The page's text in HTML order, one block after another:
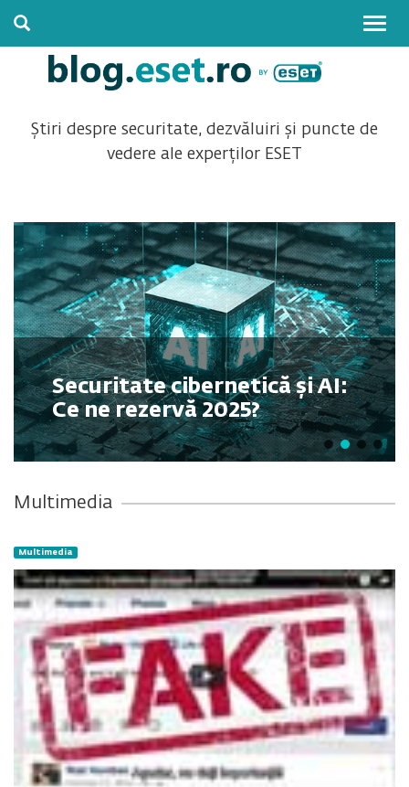
Știri despre securitate, dezvăluiri și puncte de
vedere ale experților ESET
Securitate cibernetică și AI:
Ce ne rezervă 2025?
Multimedia
Multimedia